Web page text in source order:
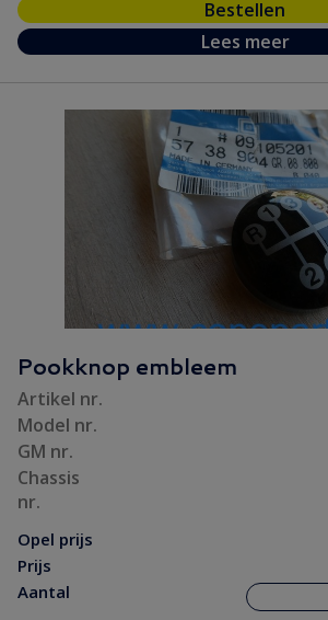
Bestellen
Lees meer
Pookknop embleem
Artikel nr.
Model nr.
GM nr.
Chassis
nr.
Opel prijs
Prijs
Aantal